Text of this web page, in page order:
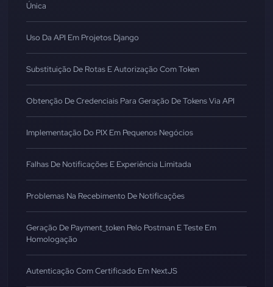
Única
Uso Da API Em Projetos Django
Substituição De Rotas E Autorização Com Token
Obtenção De Credenciais Para Geração De Tokens Via API
Implementação Do PIX Em Pequenos Negócios
Falhas De Notificações E Experiência Limitada
Problemas Na Recebimento De Notificações
Geração De Payment_token Pelo Postman E Teste Em
Homologação
Autenticação Com Certificado Em NextJS